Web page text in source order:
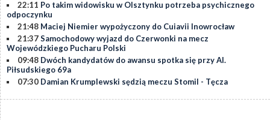
22:11 Po takim widowisku w Olsztynku potrzeba psychicznego
odpoczynku
21:48 Maciej Niemier wypożyczony do Cuiavii Inowrocław
21:37Samochodowy wyjazd do Czerwonki na mecz
Wojewódzkiego Pucharu Polski
09:48 Dwóch kandydatów do awansu spotka się przy Al.
Piłsudskiego 69a
07:30 Damian Krumplewski sędzią meczu Stomil - Tęcza